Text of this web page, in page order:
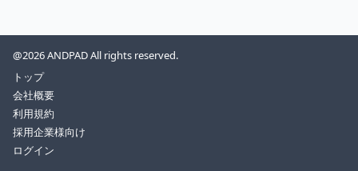
@2026 ANDPAD All rights reserved.
トップ
会社概要
利用規約
採用企業様向け
ログイン